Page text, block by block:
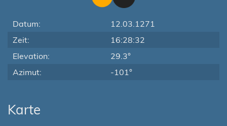
Datum:
12.03.1271
Zeit:
16:28:32
Elevation:
29.3°
Azimut:
-101°
Karte